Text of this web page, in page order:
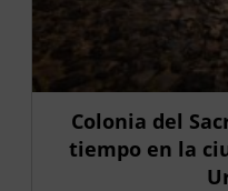
Colonia del
tiempo en la